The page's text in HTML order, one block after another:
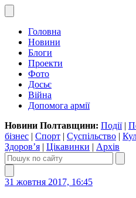
Головна
Новини
Блоги
Проекти
Фото
Досьє
Війна
Допомога армії
Новини Полтавщини: Події|
бізнес | Спорт | Суспільство |
Здоров’я | Цікавинки | Архів
31 жовтня 2017, 16:45